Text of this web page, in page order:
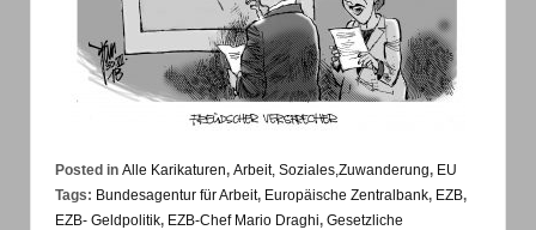
Posted in Alle Karikaturen, Arbeit, Soziales,Zuwanderung, EU
Tags: Bundesagentur für Arbeit, Europäische Zentralbank, EZB,
EZB- Geldpolitik, EZB-Chef Mario Draghi, Gesetzliche